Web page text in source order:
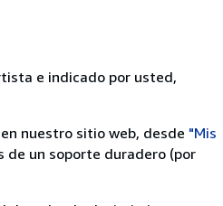
e indicado por usted,
nuestro sitio web, desde "Mis
de un soporte duradero (por